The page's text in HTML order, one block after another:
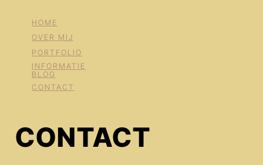
HOME
OVER MIJ
PORTFOLIO
INFORMATIE
BLOG
CONTACT
CONTACT